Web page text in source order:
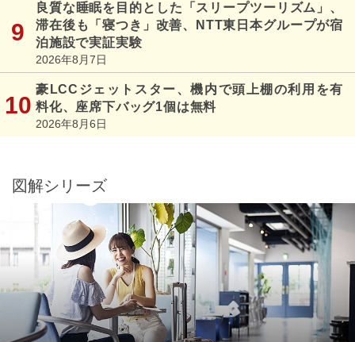
良質な睡眠を目的とした「スリープツーリズム」、
滞在後も「寝つき」改善、NTT東日本グループが宿
泊施設で実証実験
2026年8月7日
豪LCCジェットスター、機内で頭上棚の利用を有
料化、座席下バッグ1個は無料
2026年8月6日
図解シリーズ